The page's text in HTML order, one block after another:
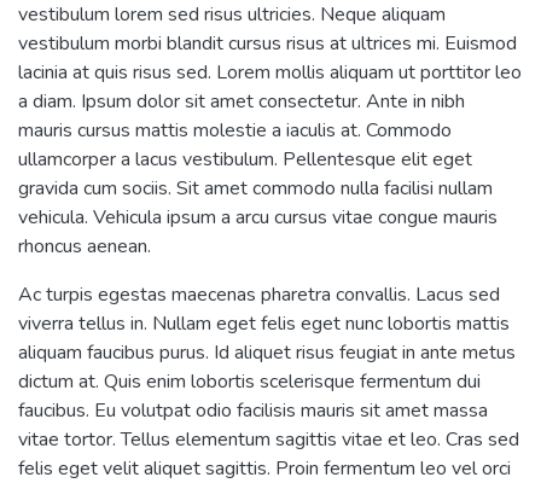
vestibulum lorem sed risus ultricies. Neque aliquam
vestibulum morbi blandit cursus risus at ultrices mi. Euismod
lacinia at quis risus sed. Lorem mollis aliquam ut porttitor leo
a diam. Ipsum dolor sit amet consectetur. Ante in nibh
mauris cursus mattis molestie a iaculis at. Commodo
ullamcorper a lacus vestibulum. Pellentesque elit eget
gravida cum sociis. Sit amet commodo nulla facilisi nullam
vehicula. Vehicula ipsum a arcu cursus vitae congue mauris
rhoncus aenean.
Ac turpis egestas maecenas pharetra convallis. Lacus sed
viverra tellus in. Nullam eget felis eget nunc lobortis mattis
aliquam faucibus purus. Id aliquet risus feugiat in ante metus
dictum at. Quis enim lobortis scelerisque fermentum dui
faucibus. Eu volutpat odio facilisis mauris sit amet massa
vitae tortor. Tellus elementum sagittis vitae et leo. Cras sed
felis eget velit aliquet sagittis. Proin fermentum leo vel orci